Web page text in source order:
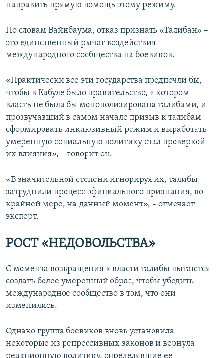
направить прямую помощь этому режиму.
По словам Вайнбаума, отказ признать «Талибан» –
это единственный рычаг воздействия
международного сообщества на боевиков.
«Практически все эти государства предпочли бы,
чтобы в Кабуле было правительство, в котором
власть не была бы монополизирована талибами, и
прозвучавший в самом начале призыв к талибам
сформировать инклюзивный режим и выработать
умеренную социальную политику стал проверкой
их влияния», – говорит он.
«В значительной степени игнорируя их, талибы
затруднили процесс официального признания, по
крайней мере, на данный момент», – отмечает
эксперт.
РОСТ «НЕДОВОЛЬСТВА»
С момента возвращения к власти талибы пытаются
создать более умеренный образ, чтобы убедить
международное сообщество в том, что они
изменились.
Однако группа боевиков вновь установила
некоторые из репрессивных законов и вернула
реакционную политику, определявшие ее